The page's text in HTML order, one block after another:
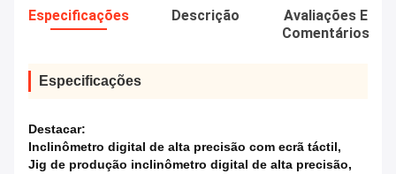
Especificações Descrição
Avaliações E
Comentários
Especificações
Destacar:
Inclinômetro digital de alta precisão com ecrã táctil,
Jig de produção inclinômetro digital de alta precisão,